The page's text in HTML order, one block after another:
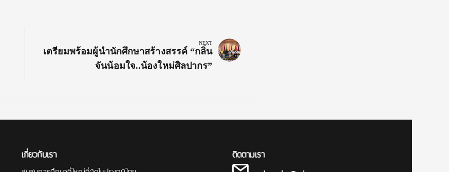
NEXT
Next
เตรียมพร้อมผู้นำนักศึกษาสร้างสรรค์ “กลิ่น
จันน้อมใจ..น้องใหม่ศิลปากร”
เกี่ยวกับเรา ติดตามเรา